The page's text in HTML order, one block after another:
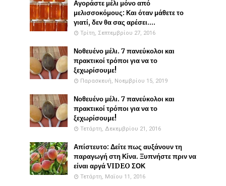
Αγοράστε μέλι μόνο από
μελισσοκόμους: Και όταν μάθετε το
γιατί, δεν θα σας αρέσει....
Τρίτη, Σεπτεμβρίου 27, 2016
Νοθευένο μέλι. 7 πανεύκολοι και
πρακτικοί τρόποι για να το
ξεχωρίσουμε!
Παρασκευή, Νοεμβρίου 15, 2019
Νοθευένο μέλι. 7 πανεύκολοι και
πρακτικοί τρόποι για να το
ξεχωρίσουμε!
Τετάρτη, Δεκεμβρίου 21, 2016
Απίστευτο: Δείτε πως αυξάνουν τη
παραγωγή στη Κίνα. Ξυπνήστε πριν να
είναι αργά VIDEO ΣΟΚ
Τετάρτη, Μαΐου 11, 2016